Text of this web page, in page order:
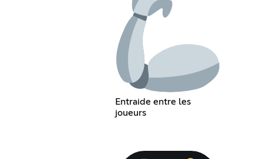
Entraide entre les
joueurs